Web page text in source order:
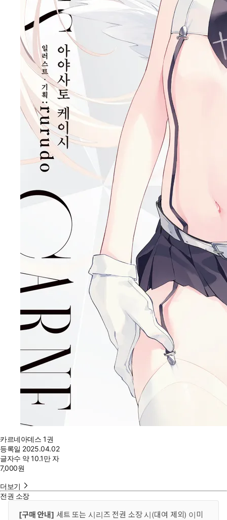
카르네아데스 1권
등록일 2025.04.02
글자수 약 10.1만 자
7,000원
더보기
전권 소장
[구매 안내] 세트 또는 시리즈 전권 소장 시(대여 제외) 이미